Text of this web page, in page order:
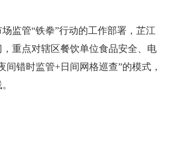
监管“铁拳”行动的工作部署，芷江
重点对辖区餐饮单位食品安全、电
错时监管+日间网格巡查”的模式，